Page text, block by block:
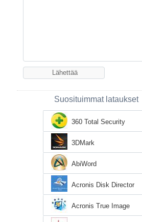
Suosituimmat lataukset
360 Total Security
3DMark
AbiWord
Acronis Disk Director
Acronis True Image